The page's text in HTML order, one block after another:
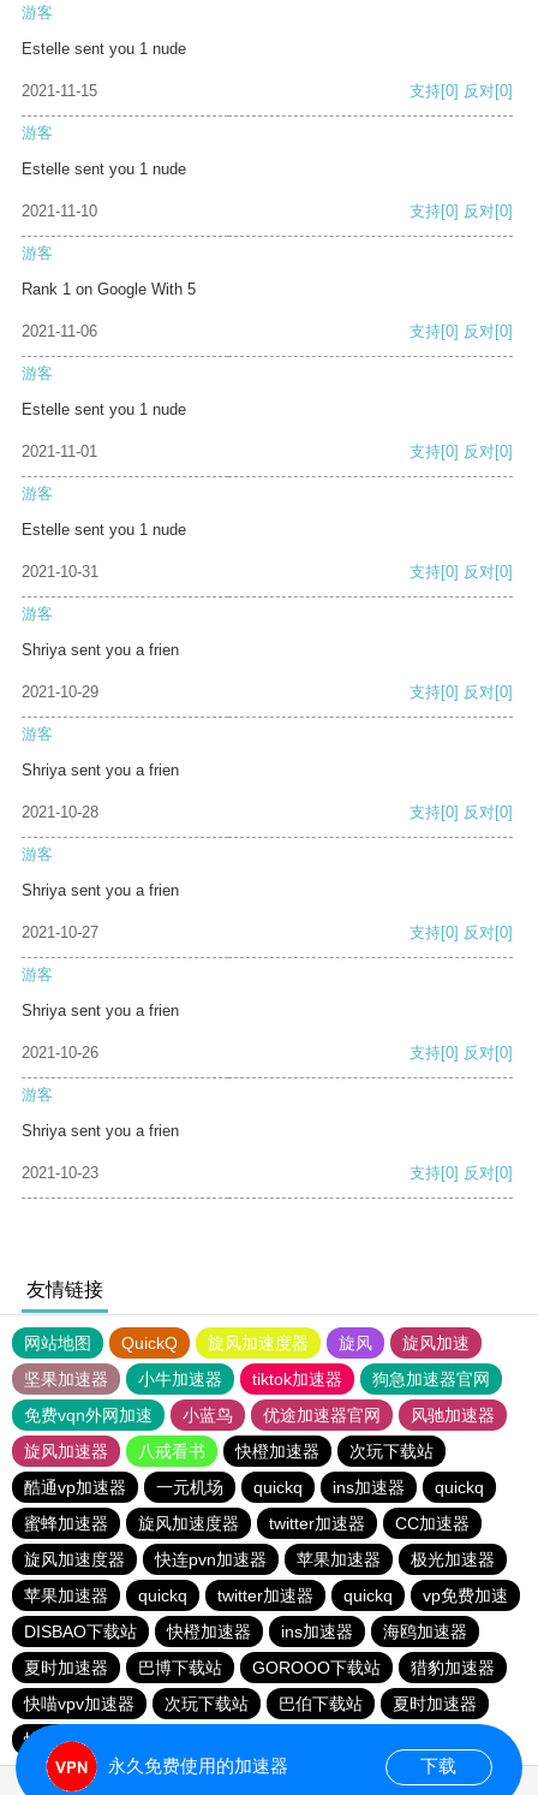
游客
Estelle sent you 1 nude
2021-11-15 支持[0] 反对[0]
游客
Estelle sent you 1 nude
2021-11-10 支持[0] 反对[0]
游客
Rank 1 on Google With 5
2021-11-06 支持[0] 反对[0]
游客
Estelle sent you 1 nude
2021-11-01 支持[0] 反对[0]
游客
Estelle sent you 1 nude
2021-10-31 支持[0] 反对[0]
游客
Shriya sent you a frien
2021-10-29 支持[0] 反对[0]
游客
Shriya sent you a frien
2021-10-28 支持[0] 反对[0]
游客
Shriya sent you a frien
2021-10-27 支持[0] 反对[0]
游客
Shriya sent you a frien
2021-10-26 支持[0] 反对[0]
游客
Shriya sent you a frien
2021-10-23 支持[0] 反对[0]
友情链接
网站地图 QuickQ 旋风加速度器 旋风
旋风加速
坚果加速器
小牛加速器 tiktok加速器
狗急加速器官网
免费vqn外网加速
小蓝鸟 优途加速器官网
风驰加速器
旋风加速器
八戒看书 快橙加速器
次玩下载站
酷通vp加速器
一元机场 quickq ins加速器
quickq
蜜蜂加速器
旋风加速度器 twitter加速器
CC加速器
旋风加速度器
快连pvn加速器 苹果加速器
极光加速器
苹果加速器
quickq twitter加速器 quickq
vp免费加速
DISBAO下载站
快橙加速器 ins加速器
海鸥加速器
夏时加速器
巴博下载站 GOROOO下载站
猎豹加速器
快喵vpv加速器
次玩下载站 巴伯下载站
夏时加速器
快橙加速器
永久免费使用的加速器 下载